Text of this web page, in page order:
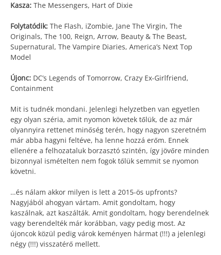
Kasza: The Messengers, Hart of Dixie
Folytatódik: The Flash, iZombie, Jane The Virgin, The
Originals, The 100, Reign, Arrow, Beauty & The Beast,
Supernatural, The Vampire Diaries, America’s Next Top
Model
Újonc: DC’s Legends of Tomorrow, Crazy Ex-Girlfriend,
Containment
Mit is tudnék mondani. Jelenlegi helyzetben van egyetlen
egy olyan széria, amit nyomon követek tőlük, de az már
olyannyira rettenet minőség terén, hogy nagyon szeretném
már abba hagyni feltéve, ha lenne hozzá erőm. Ennek
ellenére a felhozataluk borzasztó szintén, így jövőre minden
bizonnyal ismételten nem fogok tőlük semmit se nyomon
követni.
…és nálam akkor milyen is lett a 2015-ös upfronts?
Nagyjából ahogyan vártam. Amit gondoltam, hogy
kaszálnak, azt kaszálták. Amit gondoltam, hogy berendelnek
vagy berendelték már korábban, vagy pedig most. Az
újoncok közül pedig várok keményen hármat (!!!) a jelenlegi
négy (!!!) visszatérő mellett.